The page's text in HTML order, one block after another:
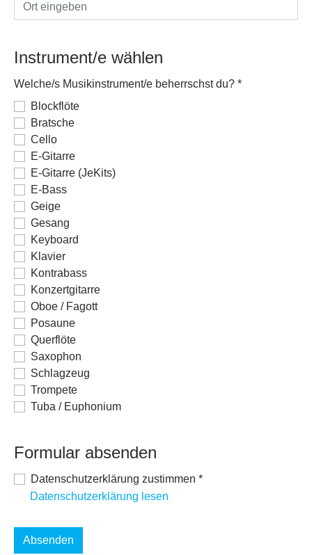
Instrument/e wählen
Welche/s Musikinstrument/e beherrschst du? *
Blockflöte
Bratsche
Cello
E-Gitarre
E-Gitarre (JeKits)
E-Bass
Geige
Gesang
Keyboard
Klavier
Kontrabass
Konzertgitarre
Oboe / Fagott
Posaune
Querflöte
Saxophon
Schlagzeug
Trompete
Tuba / Euphonium
Formular absenden
Datenschutzerklärung zustimmen *
Datenschutzerklärung lesen
Absenden